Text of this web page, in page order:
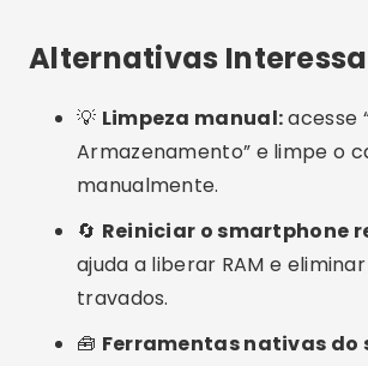
celular?
Preciso limpar meu
dias?
Apps de limpeza também
bateria?
É seguro limpar o cache dos